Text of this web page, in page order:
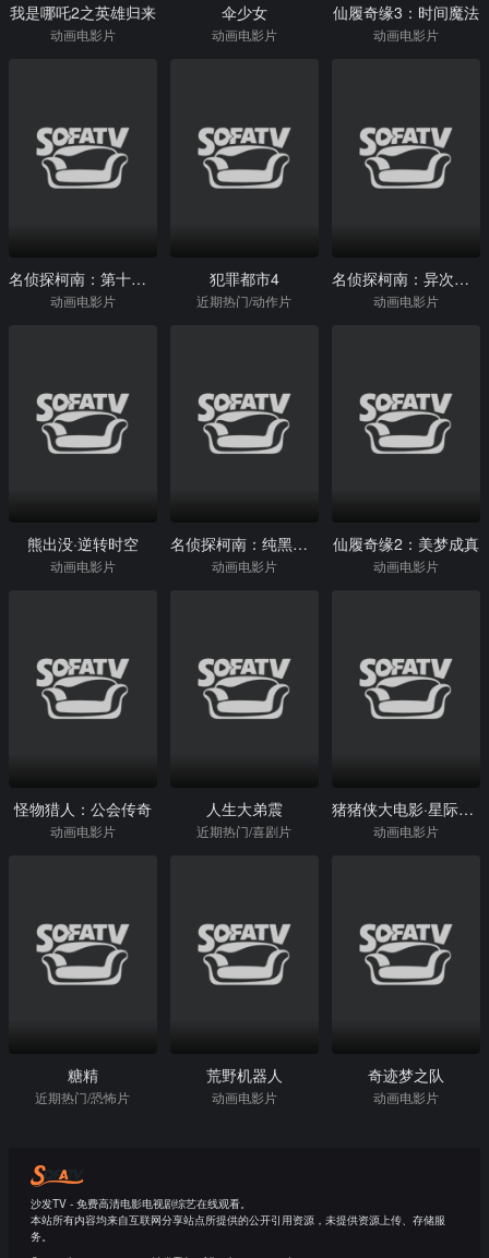
我是哪吒2之英雄归来
动画电影片
伞少女
动画电影片
仙履奇缘3：时间魔法
动画电影片
名侦探柯南：第十四个目标
动画电影片
犯罪都市4
近期热门/动作片
名侦探柯南：异次元的狙击手
动画电影片
熊出没·逆转时空
动画电影片
名侦探柯南：纯黑的恶梦
动画电影片
仙履奇缘2：美梦成真
动画电影片
怪物猎人：公会传奇
动画电影片
人生大弟震
近期热门/喜剧片
猪猪侠大电影·星际行动
动画电影片
糖精
近期热门/恐怖片
荒野机器人
动画电影片
奇迹梦之队
动画电影片
沙发TV - 免费高清电影电视剧综艺在线观看。
本站所有内容均来自互联网分享站点所提供的公开引用资源，未提供资源上传、存储服
务。